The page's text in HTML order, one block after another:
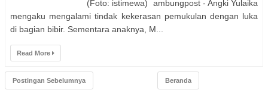
(Foto: istimewa) ambungpost - Angki Yulaika
mengaku mengalami tindak kekerasan pemukulan dengan luka
di bagian bibir. Sementara anaknya, M...
Read More
Postingan Sebelumnya Beranda